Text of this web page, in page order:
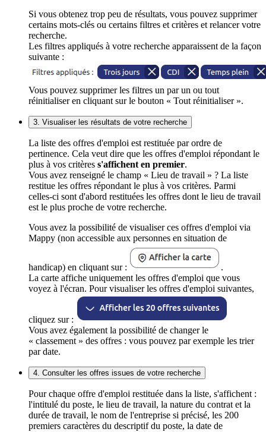
Si vous obtenez trop peu de résultats, vous pouvez supprimer
certains mots-clés ou certains filtres et critères et relancer votre
recherche.
Les filtres appliqués à votre recherche apparaissent de la façon
suivante :
Vous pouvez supprimer les filtres un par un ou tout
réinitialiser en cliquant sur le bouton « Tout réinitialiser ».
3. Visualiser les résultats de votre recherche
La liste des offres d'emploi est restituée par ordre de
pertinence. Cela veut dire que les offres d'emploi répondant le
plus à vos critères s'affichent en premier.
Vous avez renseigné le champ « Lieu de travail » ? La liste
restitue les offres répondant le plus à vos critères. Parmi
celles-ci sont d'abord restituées les offres dont le lieu de travail
est le plus proche de votre recherche.
Vous avez la possibilité de visualiser ces offres d'emploi via
Mappy (non accessible aux personnes en situation de
handicap) en cliquant sur :
.
La carte affiche uniquement les offres d'emploi que vous
voyez à l'écran. Pour visualiser les offres d'emploi suivantes,
cliquez sur :
Vous avez également la possibilité de changer le
« classement » des offres : vous pouvez par exemple les trier
par date.
4. Consulter les offres issues de votre recherche
Pour chaque offre d'emploi restituée dans la liste, s'affichent :
l'intitulé du poste, le lieu de travail, la nature du contrat et la
durée de travail, le nom de l'entreprise si précisé, les 200
premiers caractères du descriptif du poste, la date de